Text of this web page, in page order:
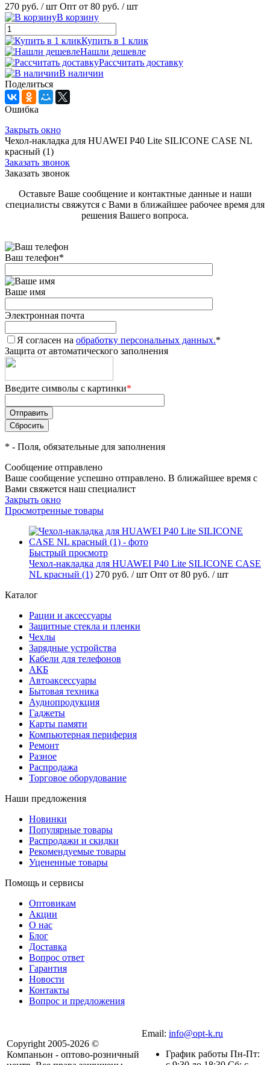
270 руб. / шт Опт от 80 руб. / шт
В корзину
Купить в 1 клик
Нашли дешевле
Рассчитать доставку
В наличии
Поделиться
Ошибка
Закрыть окно
Чехол-накладка для HUAWEI P40 Lite SILICONE CASE NL
красный (1)
Заказать звонок
Заказать звонок
Оставьте Ваше сообщение и контактные данные и наши
специалисты свяжутся с Вами в ближайшее рабочее время для
решения Вашего вопроса.
Ваш телефон*
Ваше имя
Электронная почта
Я согласен на обработку персональных данных.*
Защита от автоматического заполнения
Введите символы с картинки*
* - Поля, обязательные для заполнения
Сообщение отправлено
Ваше сообщение успешно отправлено. В ближайшее время с
Вами свяжется наш специалист
Закрыть окно
Просмотренные товары
Быстрый просмотр
Чехол-накладка для HUAWEI P40 Lite SILICONE CASE
NL красный (1) 270 руб. / шт Опт от 80 руб. / шт
Каталог
Рации и аксессуары
Защитные стекла и пленки
Чехлы
Зарядные устройства
Кабели для телефонов
АКБ
Автоаксессуары
Бытовая техника
Аудиопродукция
Гаджеты
Карты памяти
Компьютерная периферия
Ремонт
Разное
Распродажа
Торговое оборудование
Наши предложения
Новинки
Популярные товары
Распродажи и скидки
Рекомендуемые товары
Уцененные товары
Помощь и сервисы
Оптовикам
Акции
О нас
Блог
Доставка
Вопрос ответ
Гарантия
Новости
Контакты
Вопрос и предложения
Copyright 2005-2026 ©
Компаньон - оптово-розничный
Email: info@opt-k.ru
График работы Пн-Пт: